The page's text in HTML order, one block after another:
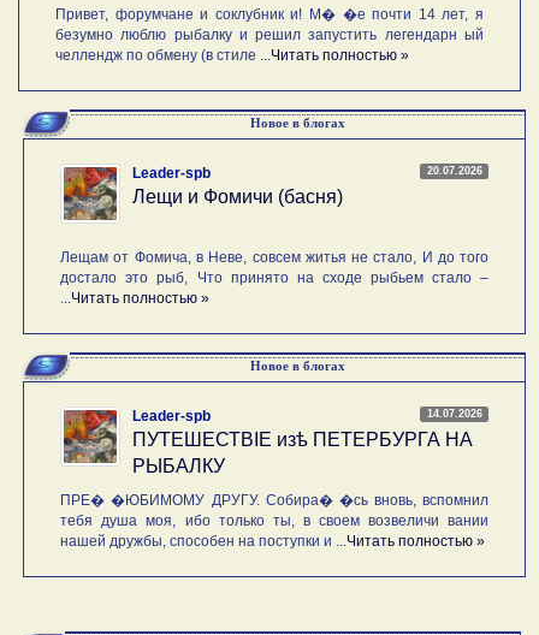
Привет, форумчане и соклубник и! М� �е почти 14 лет, я
безумно люблю рыбалку и решил запустить легендарн ый
челлендж по обмену (в стиле ... Читать полностью »
Новое в блогах
20.07.2026
Leader-spb
Лещи и Фомичи (басня)
Лещам от Фомича, в Неве, совсем житья не стало, И до того
достало это рыб, Что принято на сходе рыбьем стало –
Читать полностью »
Новое в блогах
14.07.2026
Leader-spb
ПУТЕШЕСТВIE изѣ ПЕТЕРБУРГА НА
РЫБАЛКУ
ПРЕ� �ЮБИМОМУ ДРУГУ. Собира� �сь вновь, вспомнил
тебя душа моя, ибо только ты, в своем возвеличи вании
нашей дружбы, способен на поступки и ... Читать полностью »